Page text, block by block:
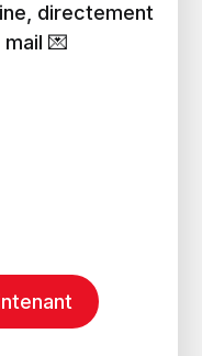
directement
💌